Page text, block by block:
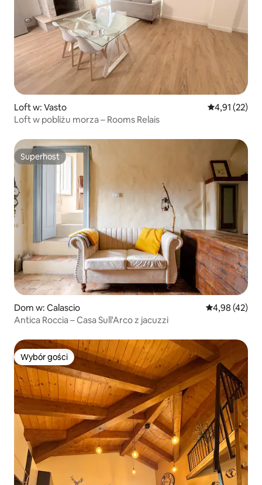
Loft w: Vasto Średnia
4,91 (22)
Loft w pobliżu morza – Rooms Relais
Superhost
Superhost
Dom w: Calascio Średnia
4,98 (42)
Antica Roccia – Casa Sull'Arco z jacuzzi
Wybór gości
Wybór gości